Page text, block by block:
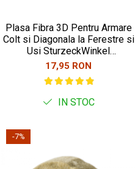
Plasa Fibra 3D Pentru Armare
Colt si Diagonala la Ferestre si
Usi SturzeckWinkel
200x350x300mm
17,95 RON
IN STOC
-7%